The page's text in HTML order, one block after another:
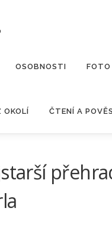
OSOBNOSTI FOTO
OKOLÍ ČTENÍ A